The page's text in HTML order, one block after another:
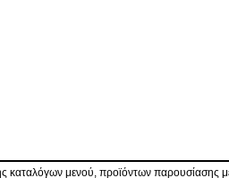
καταλόγων μενού, προϊόντων παρουσίασης